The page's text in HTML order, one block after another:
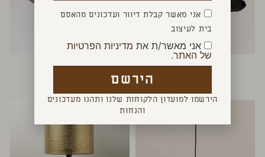
מנורת אולו שחורה
אני מאשר קבלת דיוור ועדכונים מהאסם
בית לעיצוב
אני מאשר/ת את מדיניות הפרטיות
של האתר.
הירשם
הירשמו למועדון הלקוחות שלנו ותהנו מעדכונים
והנחות